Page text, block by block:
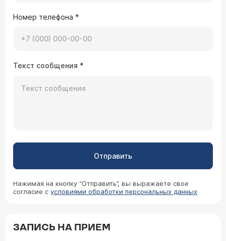
Номер телефона *
Текст сообщения *
Отправить
Нажимая на кнопку “Отправить”, вы выражаете свое
согласие с условиями обработки персональных данных
ЗАПИСЬ НА ПРИЕМ